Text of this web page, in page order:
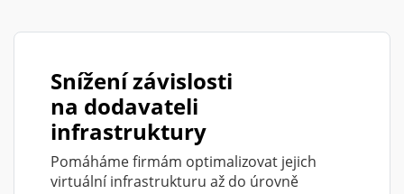
Snížení závislosti
na dodavateli
infrastruktury
Pomáháme firmám optimalizovat jejich
virtuální infrastrukturu až do úrovně